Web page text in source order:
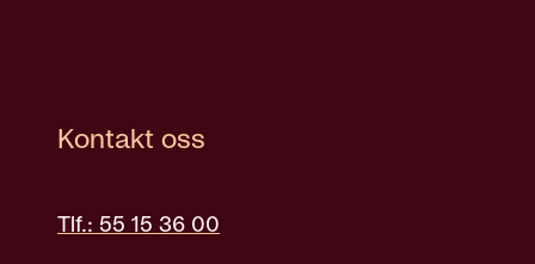
Kontakt oss
Tlf.: 55 15 36 00